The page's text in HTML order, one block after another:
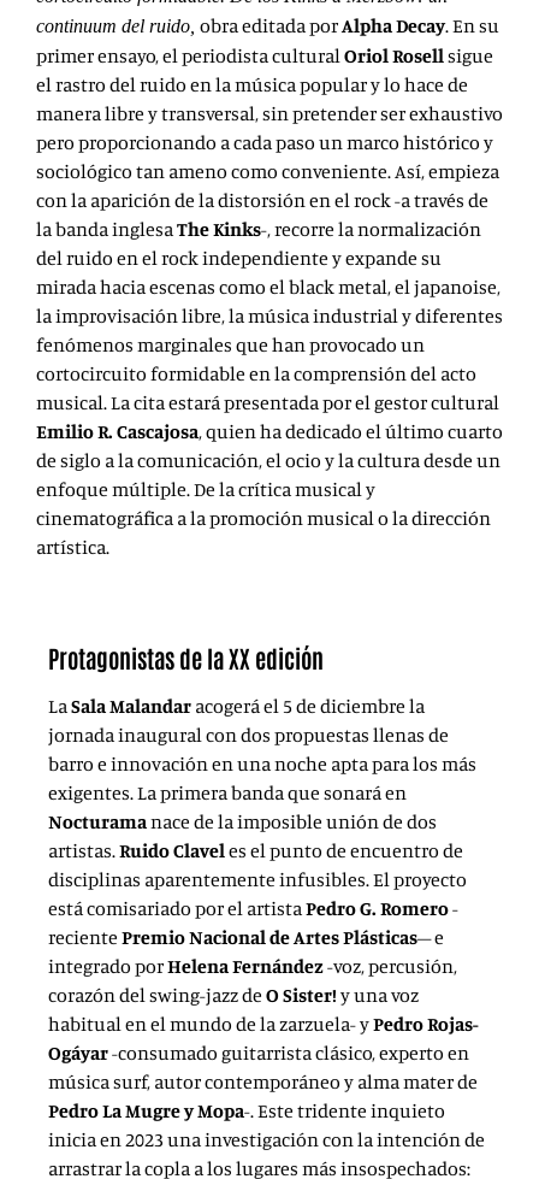
continuum del ruido, obra editada porAlpha Decay. En su
primer ensayo, el periodista culturalOriol Rosellsigue
el rastro del ruido en la música popular y lo hace de
manera libre y transversal, sin pretender ser exhaustivo
pero proporcionando a cada paso un marco histórico y
sociológico tan ameno como conveniente. Así, empieza
con la aparición de la distorsión en el rock -a través de
la banda inglesaThe Kinks-, recorre la normalización
del ruido en el rock independiente y expande su
mirada hacia escenas como el black metal, el japanoise,
la improvisación libre, la música industrial y diferentes
fenómenos marginales que han provocado un
cortocircuito formidable en la comprensión del acto
musical. La cita estará presentada por el gestor cultural
Emilio R. Cascajosa, quien ha dedicado el último cuarto
de siglo a la comunicación, el ocio y la cultura desde un
enfoque múltiple. De la crítica musical y
cinematográfica a la promoción musical o la dirección
artística.
Protagonistas de la XX edición
LaSala Malandar acogerá el 5 de diciembre la
jornada inaugural con dos propuestas llenas de
barro e innovación en una noche apta para los más
exigentes. La primera banda que sonará en
Nocturamanace de la imposible unión de dos
artistas.Ruido Claveles el punto de encuentro de
disciplinas aparentemente infusibles. El proyecto
está comisariado por el artistaPedro G. Romero-
reciente Premio Nacional de Artes Plásticas– e
integrado porHelena Fernández-voz, percusión,
corazón del swing-jazz de O Sister! y una voz
habitual en el mundo de la zarzuela- yPedro Rojas-
Ogáyar-consumado guitarrista clásico, experto en
música surf, autor contemporáneo y alma mater de
Pedro La Mugre y Mopa-. Este tridente inquieto
inicia en 2023 una investigación con la intención de
arrastrar la copla a los lugares más insospechados: